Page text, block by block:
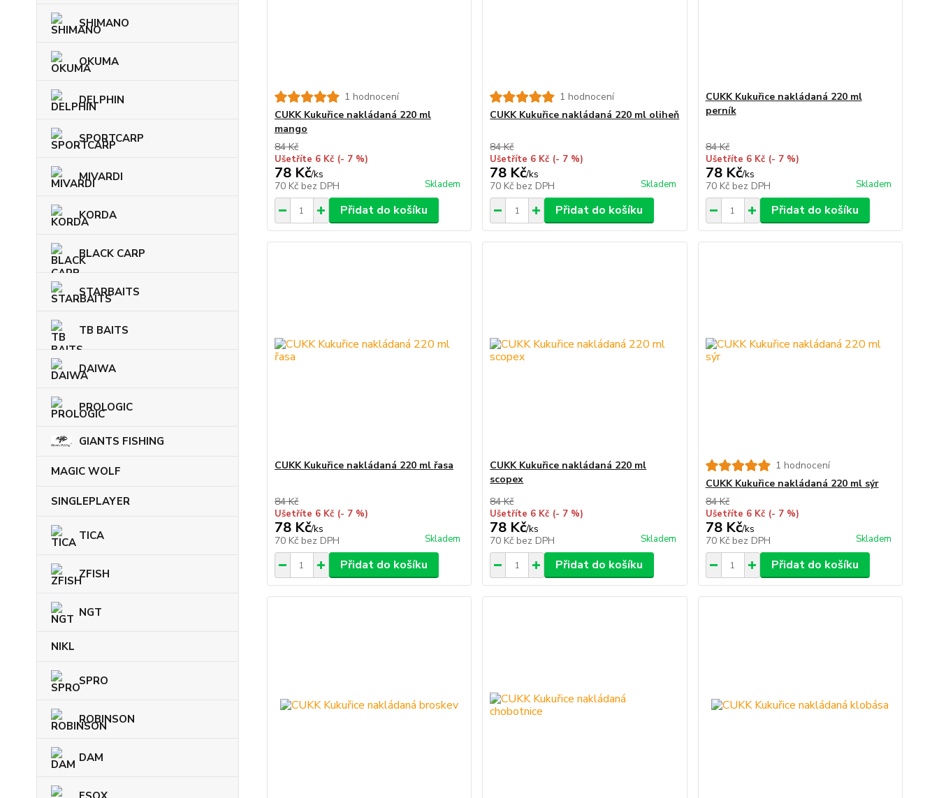
SHIMANO
OKUMA
DELPHIN
SPORTCARP
MIVARDI
KORDA
BLACK CARP
STARBAITS
TB BAITS
DAIWA
PROLOGIC
GIANTS FISHING
MAGIC WOLF
SINGLEPLAYER
TICA
ZFISH
NGT
NIKL
SPRO
ROBINSON
DAM
1 hodnocení
CUKK Kukuřice nakládaná 220 ml
mango
84 Kč
Ušetříte 6 Kč (- 7 %)
78 Kč/ks
70 Kč bez DPH Skladem
Přidat do košíku
1 hodnocení
CUKK Kukuřice nakládaná 220 ml oliheň
84 Kč
Ušetříte 6 Kč (- 7 %)
78 Kč/ks
70 Kč bez DPH Skladem
Přidat do košíku
CUKK Kukuřice nakládaná 220 ml
perník
84 Kč
Ušetříte 6 Kč (- 7 %)
78 Kč/ks
70 Kč bez DPH Skladem
Přidat do košíku
CUKK Kukuřice nakládaná 220 ml řasa
84 Kč
Ušetříte 6 Kč (- 7 %)
78 Kč/ks
70 Kč bez DPH Skladem
Přidat do košíku
CUKK Kukuřice nakládaná 220 ml
scopex
84 Kč
Ušetříte 6 Kč (- 7 %)
78 Kč/ks
70 Kč bez DPH Skladem
Přidat do košíku
1 hodnocení
CUKK Kukuřice nakládaná 220 ml sýr
84 Kč
Ušetříte 6 Kč (- 7 %)
78 Kč/ks
70 Kč bez DPH Skladem
Přidat do košíku